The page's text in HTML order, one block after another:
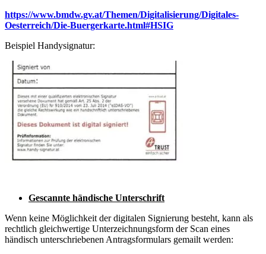
https://www.bmdw.gv.at/Themen/Digitalisierung/Digitales-
Oesterreich/Die-Buergerkarte.html#HSIG
Beispiel Handysignatur:
Gescannte händische Unterschrift
Wenn keine Möglichkeit der digitalen Signierung besteht, kann als
rechtlich gleichwertige Unterzeichnungsform der Scan eines
händisch unterschriebenen Antragsformulars gemailt werden: